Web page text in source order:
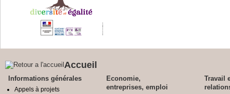
Accueil
Informations générales
Appels à projets
Economie,
entreprises, emploi
Travail